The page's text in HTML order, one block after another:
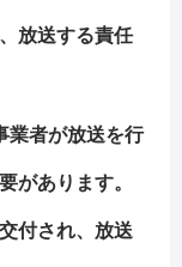
放送する責任
業者が放送を行
があります。
付され、放送